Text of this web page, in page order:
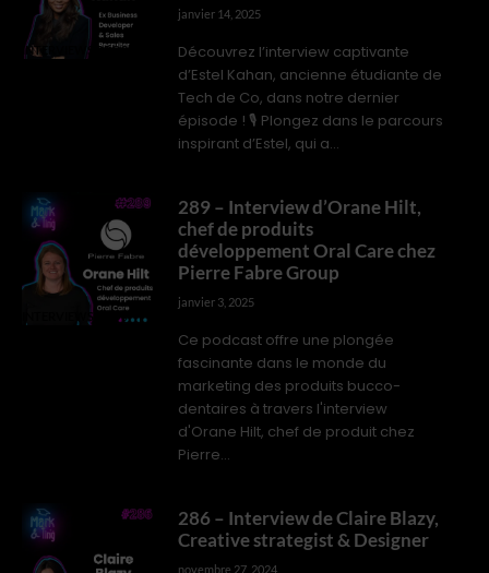
INTERVIEWS PROS
janvier 14, 2025
Découvrez l’interview captivante
d’Estel Kahan, ancienne étudiante de
Tech de Co, dans notre dernier
épisode ! 🎙️ Plongez dans le parcours
inspirant d’Estel, qui a...
INTERVIEWS PROS
289 – Interview d’Orane Hilt,
chef de produits
développement Oral Care chez
Pierre Fabre Group
janvier 3, 2025
Ce podcast offre une plongée
fascinante dans le monde du
marketing des produits bucco-
dentaires à travers l'interview
d'Orane Hilt, chef de produit chez
Pierre...
286 – Interview de Claire Blazy,
Creative strategist & Designer
novembre 27, 2024